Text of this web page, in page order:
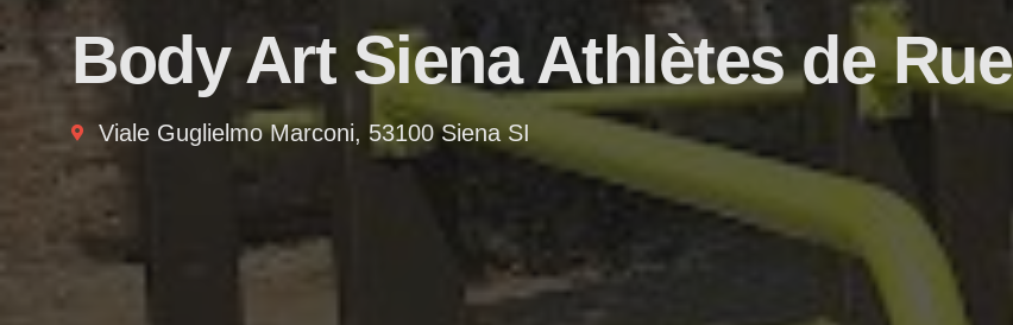
Body Art Siena Athlètes de Rue
Viale Guglielmo Marconi, 53100 Siena SI